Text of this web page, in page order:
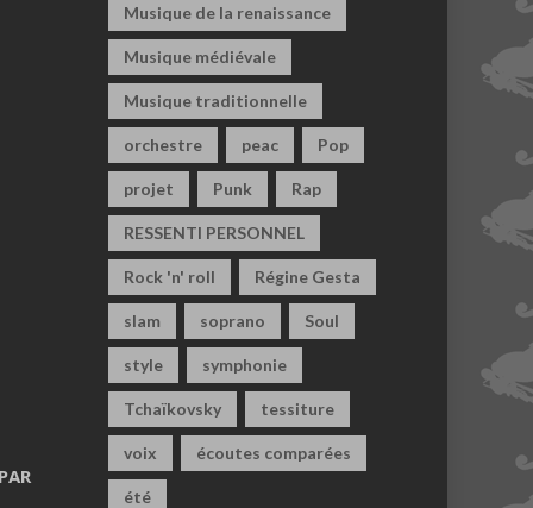
Musique de la renaissance
Musique médiévale
Musique traditionnelle
orchestre peac Pop
projet Punk Rap
RESSENTI PERSONNEL
Rock 'n' roll Régine Gesta
slam soprano Soul
style symphonie
Tchaïkovsky tessiture
voix écoutes comparées
été